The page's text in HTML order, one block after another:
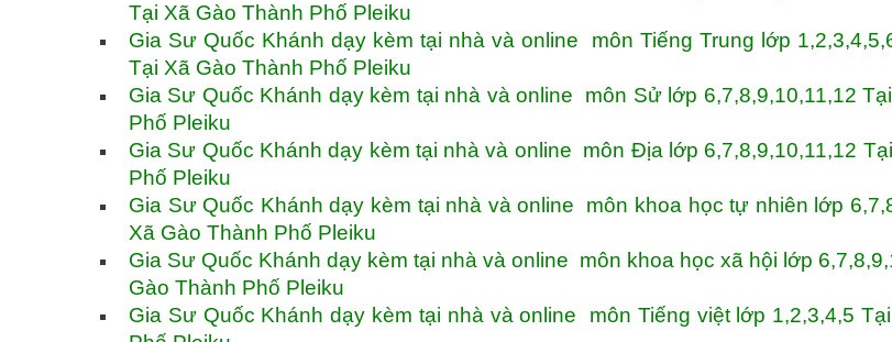
Tại Xã Gào Thành Phố Pleiku
Gia Sư Quốc Khánh dạy kèm tại nhà và online môn Tiếng Trung lớp
Tại Xã Gào Thành Phố Pleiku
Gia Sư Quốc Khánh dạy kèm tại nhà và online môn Sử lớp 6,7,8,9,10,11,12
Phố Pleiku
Gia Sư Quốc Khánh dạy kèm tại nhà và online môn Địa lớp 6,7,8,9,10,11,12
Phố Pleiku
Gia Sư Quốc Khánh dạy kèm tại nhà và online môn khoa học tự nhiên lớp
Xã Gào Thành Phố Pleiku
Gia Sư Quốc Khánh dạy kèm tại nhà và online môn khoa học xã hội lớp
Gào Thành Phố Pleiku
Gia Sư Quốc Khánh dạy kèm tại nhà và online môn Tiếng việt lớp 1,2,3,4,5